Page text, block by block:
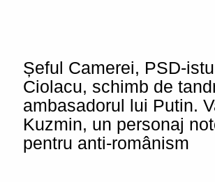
Șeful Camerei, PSD-
Ciolacu, schimb de
ambasadorul lui Putin.
Kuzmin, un personaj
pentru anti-românism